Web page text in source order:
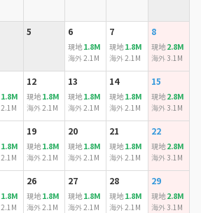
5 6
現地1.8M
海外2.1M
7
現地1.8M
海外2.1M
8
現地 2.8M
海外3.1M
1.8M
2.1M
12
現地 1.8M
海外2.1M
13
現地1.8M
海外2.1M
14
現地1.8M
海外2.1M
15
現地 2.8M
海外3.1M
1.8M
2.1M
19
現地 1.8M
海外2.1M
20
現地1.8M
海外2.1M
21
現地1.8M
海外2.1M
22
現地 2.8M
海外3.1M
1.8M
2.1M
26
現地 1.8M
海外2.1M
27
現地1.8M
海外2.1M
28
現地1.8M
海外2.1M
29
現地 2.8M
海外3.1M